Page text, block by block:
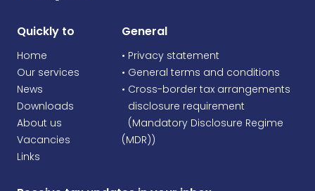
Quickly to
Home
Our services
News
Downloads
About us
Vacancies
Links
General
• Privacy statement
• General terms and conditions
• Cross-border tax arrangements
disclosure requirement
(Mandatory Disclosure Regime
(MDR))